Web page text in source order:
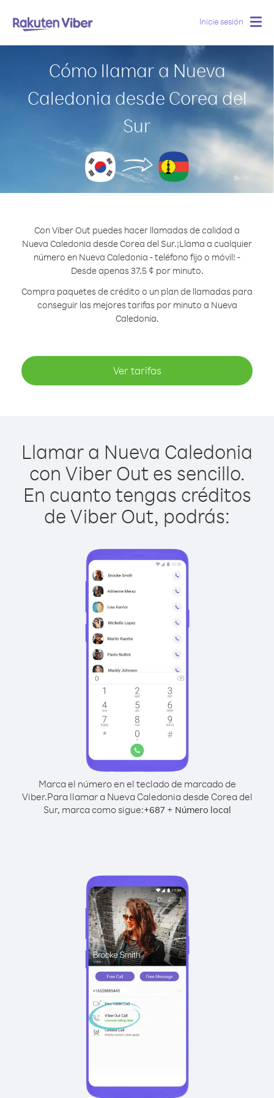
Inicie sesión
Cómo llamar a Nueva
Caledonia desde Corea del
Sur
Con Viber Out puedes hacer llamadas de calidad a
Nueva Caledonia desde Corea del Sur.¡Llama a cualquier
número en Nueva Caledonia - teléfono fijo o móvil! -
Desde apenas 37.5 ¢ por minuto.
Compra paquetes de crédito o un plan de llamadas para
conseguir las mejores tarifas por minuto a Nueva
Caledonia.
Ver tarifas
Llamar a Nueva Caledonia
con Viber Out es sencillo.
En cuanto tengas créditos
de Viber Out, podrás:
Marca el número en el teclado de marcado de
Viber.Para llamar a Nueva Caledonia desde Corea del
Sur, marca como sigue:+687+ Número local